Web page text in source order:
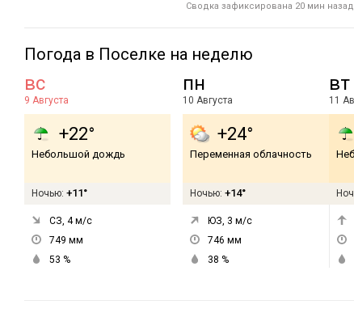
Сводка зафиксирована 20 мин
Погода в Поселке на неделю
вс
9 Августа
+22°
Небольшой дождь
Ночью: +11°
СЗ, 4м/с
749 мм
53 %
пн
10 Августа
+24°
Переменная облачность
Ночью: +14°
ЮЗ, 3 м/с
746 мм
38 %
вт
11